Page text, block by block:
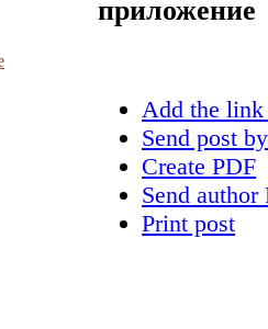
приложение
Add the
Send post
Create PDF
Send
Print post